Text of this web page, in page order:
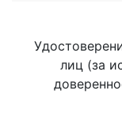
лиц (за